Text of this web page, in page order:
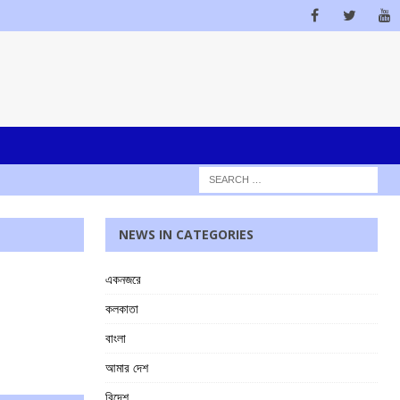
NEWS IN CATEGORIES
একনজরে
কলকাতা
বাংলা
আমার দেশ